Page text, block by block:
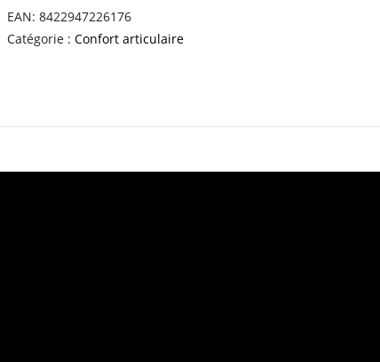
LUZERNE
EAN:8422947226176
Catégorie :Confort articulaire